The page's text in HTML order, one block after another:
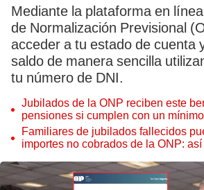
Mediante la plataforma en
de Normalización Previsional
acceder a tu estado de cuenta
saldo de manera sencilla
tu número de DNI.
Jubilados de la ONP reciben este
pensiones si cumplen con un
Familiares de jubilados fallecidos
importes no cobrados de la ONP: